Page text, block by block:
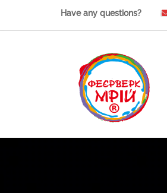
content
Have any questions?